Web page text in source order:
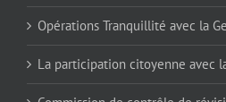
Opérations Tranquillité avec la
La participation citoyenne avec